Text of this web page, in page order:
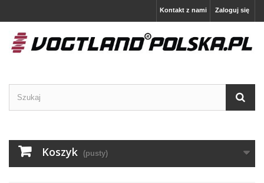
Zaloguj się
Kontakt z nami
Koszyk (pusty)